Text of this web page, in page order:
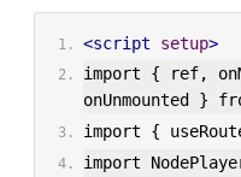
<script setup>
import { ref,
onUnmounted }
import {
import